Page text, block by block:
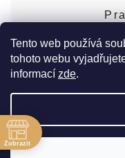
Tento web používá
tohoto webu
informací zde.
Blog
Nejčastější
Copyright 2026
vyhrazena.
Zobrazit